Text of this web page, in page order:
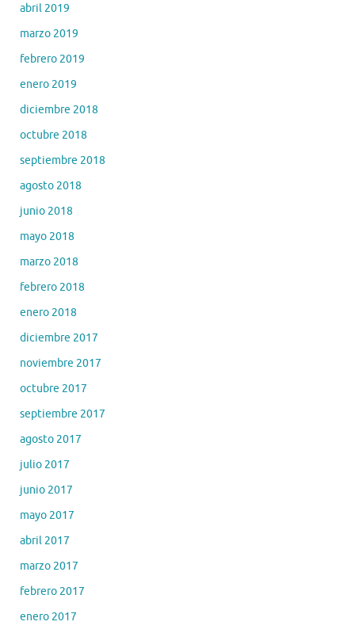
abril 2019
marzo 2019
febrero 2019
enero 2019
diciembre 2018
octubre 2018
septiembre 2018
agosto 2018
junio 2018
mayo 2018
marzo 2018
febrero 2018
enero 2018
diciembre 2017
noviembre 2017
octubre 2017
septiembre 2017
agosto 2017
julio 2017
junio 2017
mayo 2017
abril 2017
marzo 2017
febrero 2017
enero 2017